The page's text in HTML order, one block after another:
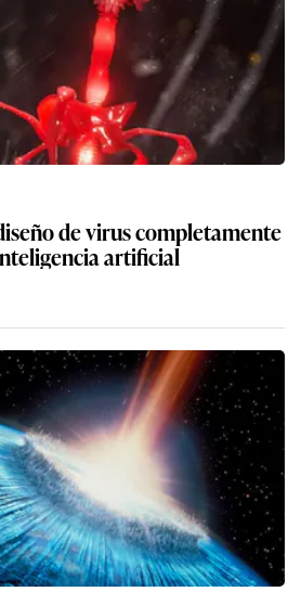
de virus completamente
artificial